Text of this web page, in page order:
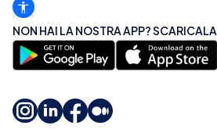
NON HAI LA NOSTRA APP? SCARICALA